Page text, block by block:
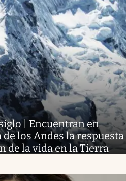
| Encuentran en
los Andes la respuesta
de la vida en la Tierra